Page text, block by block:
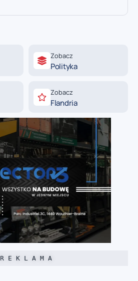
Zobacz
Polityka
Zobacz
Flandria
R E K L A M A